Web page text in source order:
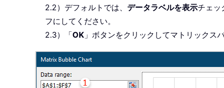
2.2）デフォルトでは、 データラベルを表示チェッ
フにしてください。
2.3）「OK 」ボタンをクリックしてマトリックス